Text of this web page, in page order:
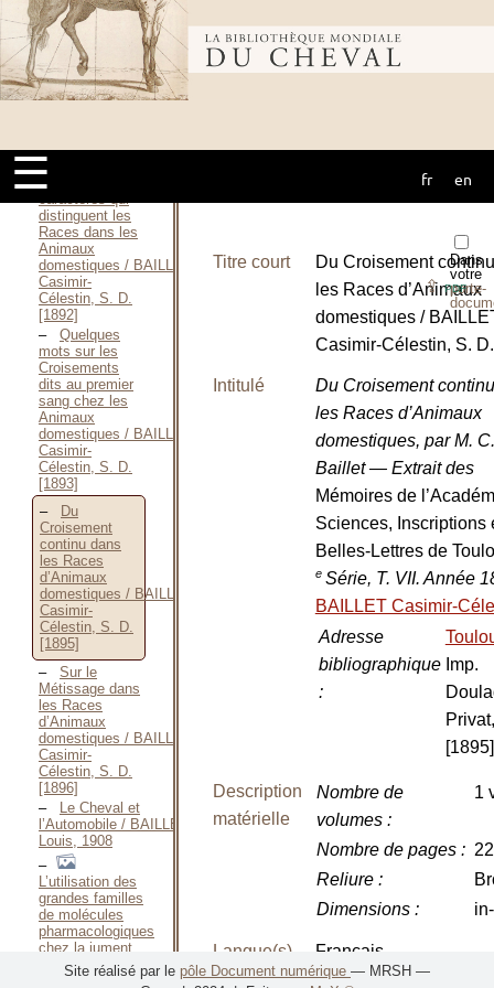
Bibliothèque
mondiale du
cheval
☰ fr en
Des
conditions dans
lesquelles on a
recours à la
Consanguinité
chez les
Casimir-
Célestin, 1890
caractères qui
distinguent les
Races dans les
Animaux
domestiques / BAILLET
Casimir-
Célestin, S. D.
[1892]
Quelques
mots sur les
Croisements
dits au premier
sang chez les
Animaux
domestiques / BAILLET
Casimir-
Célestin, S. D.
[1893]
Du
Croisement
continu dans
les Races
d’Animaux
domestiques / BAILLET
Casimir-
Célestin, S. D.
[1895]
Sur le
Métissage dans
les Races
d’Animaux
domestiques / BAILLET
Casimir-
Célestin, S. D.
[1896]
Le Cheval et
l’Automobile / BAILLET
Louis, 1908
L’utilisation des
grandes familles
de molécules
pharmacologiques
chez la jument
gestante / BALGUERIE
Delphine, 2013
Dans
votre
porte-
⇪PDF
Titre court
Du Croisement
les Races d’Animaux
domestiques /
Casimir-Célestin, S.
Intitulé
Du Croisement
les Races d’Animaux
domestiques, par M. C.
Baillet — Extrait des
Mémoires de
Sciences, Inscriptions
Belles-Lettres de
e Série, T. VII. Année
BAILLET Casimir-
Adresse
bibliographique
:
Imp.
[1895]
Description
matérielle
Nombre de
volumes:
1
Nombre de pages:
Reliure:
Dimensions:
Langue(s) Français
Site réalisé par le pôle Document numérique — MRSH —